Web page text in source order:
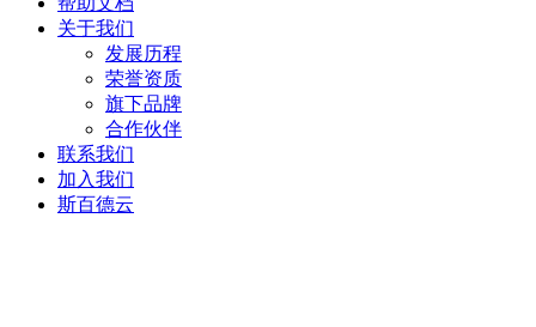
关于我们
发展历程
荣誉资质
旗下品牌
合作伙伴
联系我们
加入我们
斯百德云